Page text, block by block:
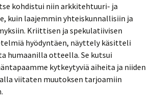
kohdistui niin arkkitehtuuri- ja
kuin laajemmin yhteiskunnallisiin ja
Kriittisen ja spekulatiivisen
hyödyntäen, näyttely käsitteli
humaanilla otteella. Se kutsui
kytkeytyviä aiheita ja niiden
viitaten muutoksen tarjoamiin